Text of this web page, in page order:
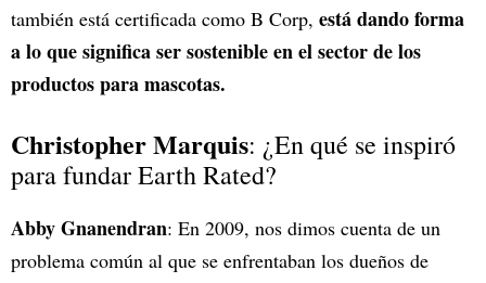
también está certificada como B Corp, está dando forma
a lo que significa ser sostenible en el sector de los
productos para mascotas.
Christopher Marquis: ¿En qué se inspiró
para fundar Earth Rated?
Abby Gnanendran: En 2009, nos dimos cuenta de un
problema común al que se enfrentaban los dueños de